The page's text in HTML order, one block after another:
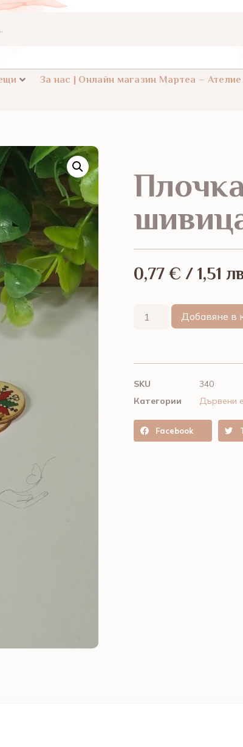
За нас | Онлайн магазин Мартеа –
0,77 € / 1,51
Добавяне в
SKU
340
Категории
Дървени
Facebook